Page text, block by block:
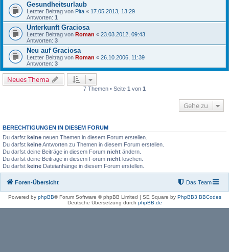
Gesundheitsurlaub
Letzter Beitrag von Pita « 17.05.2013, 13:29
Antworten: 1
Unterkunft Graciosa
Letzter Beitrag von Roman « 23.03.2012, 09:43
Antworten: 3
Neu auf Graciosa
Letzter Beitrag von Roman « 26.10.2006, 11:39
Antworten: 3
Neues Thema
7 Themen • Seite 1 von 1
Gehe zu
BERECHTIGUNGEN IN DIESEM FORUM
Du darfst keine neuen Themen in diesem Forum erstellen.
Du darfst keineAntworten zu Themen in diesem Forum erstellen.
Du darfst deine Beiträge in diesem Forum nicht ändern.
Du darfst deine Beiträge in diesem Forum nicht löschen.
Du darfst keine Dateianhänge in diesem Forum erstellen.
Foren-Übersicht Das Team
Powered by phpBB® Forum Software © phpBB Limited | SE Square by PhpBB3 BBCodes
Deutsche Übersetzung durch phpBB.de